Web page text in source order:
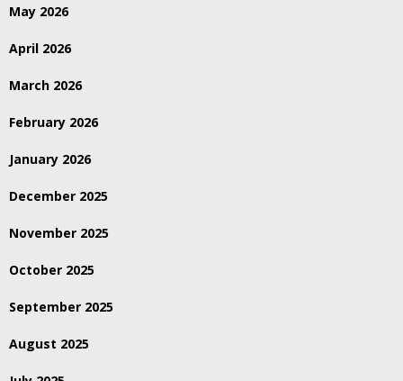
May 2026
April 2026
March 2026
February 2026
January 2026
December 2025
November 2025
October 2025
September 2025
August 2025